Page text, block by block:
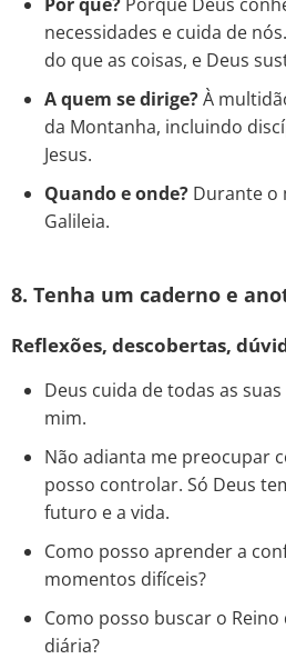
necessidades e cuida de
do que as coisas, e Deus
A quem se dirige?À
da Montanha, incluindo
Jesus.
Quando e onde? Durante o
Galileia.
8. Tenha um caderno e
Reflexões, descobertas,
Deus cuida de todas as
mim.
Não adianta me preocupar
posso controlar. Só Deus
futuro e a vida.
Como posso aprender a
momentos difíceis?
Como posso buscar o
diária?